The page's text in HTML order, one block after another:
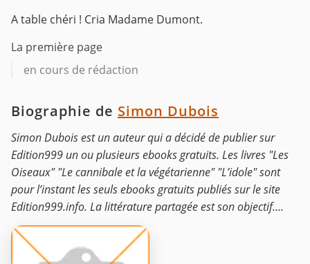
A table chéri ! Cria Madame Dumont.
La première page
en cours de rédaction
Biographie de Simon Dubois
Simon Dubois est un auteur qui a décidé de publier sur
Edition999 un ou plusieurs ebooks gratuits. Les livres "Les
Oiseaux" "Le cannibale et la végétarienne" "L’idole" sont
pour l’instant les seuls ebooks gratuits publiés sur le site
Edition999.info. La littérature partagée est son objectif....